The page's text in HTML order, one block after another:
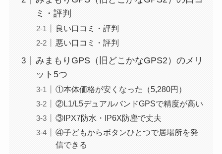
ミ・評判
良い口コミ・評判
悪い口コミ・評判
みまもりGPS（旧どこかなGPS2）のメリ
ット5つ
①本体価格が安くなった（5,280円）
②L1/L5デュアルバンドGPSで精度が高い
③IPX7防水・IP6X防塵で丈夫
④子どもからボタンひとつで居場所を発
信できる